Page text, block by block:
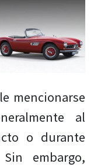
mencionarse
al
o durante
embargo,